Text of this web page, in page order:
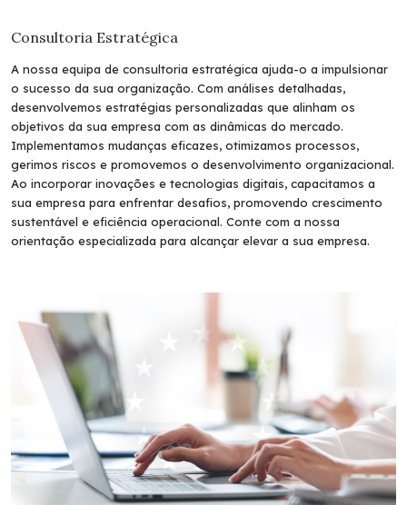
Consultoria Estratégica
A nossa equipa de consultoria estratégica ajuda-o a impulsionar
o sucesso da sua organização. Com análises detalhadas,
desenvolvemos estratégias personalizadas que alinham os
objetivos da sua empresa com as dinâmicas do mercado.
Implementamos mudanças eficazes, otimizamos processos,
gerimos riscos e promovemos o desenvolvimento organizacional.
Ao incorporar inovações e tecnologias digitais, capacitamos a
sua empresa para enfrentar desafios, promovendo crescimento
sustentável e eficiência operacional. Conte com a nossa
orientação especializada para alcançar elevar a sua empresa.